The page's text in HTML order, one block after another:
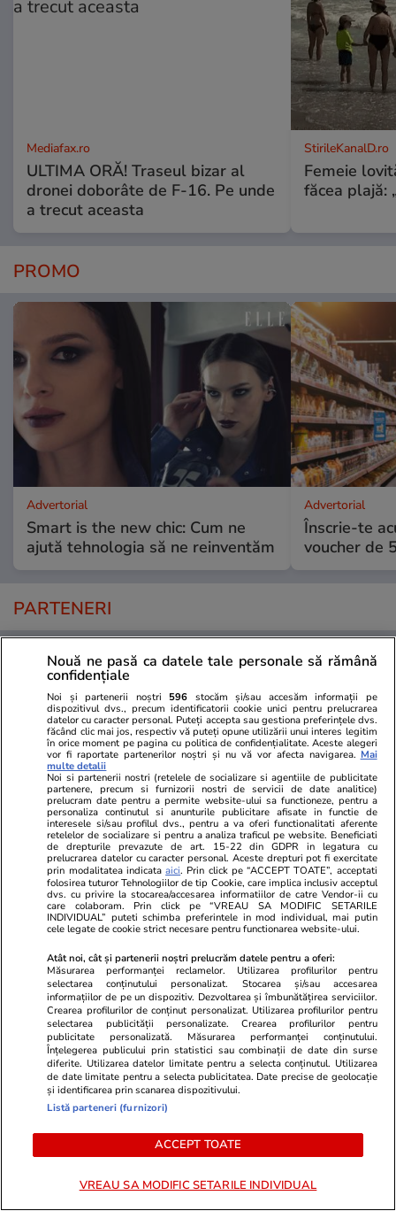
Mediafax.ro
ULTIMA ORĂ! Traseul bizar al
dronei doborâte de F-16. Pe unde
a trecut aceasta
StirileKanalD.ro
Femeie
făcea plajă:
PROMO
Advertorial
Smart is the new chic: Cum ne
ajută tehnologia să ne reinventăm
Advertorial
Înscrie-te
voucher de
PARTENERI
Wowbiz.ro
Andreea Ibacka a izbucnit în
plâns! Ce a emoționat-o până la
lacrimi pe vedetă: „Nu-mi mai e
rușine să fiu vulnerabilă”
Redactia.ro
Două
România la
ore. Unde
POLITIC
Politică 25 iul.
Mutarea prin care AUR, S.O.S. și
POT au făcut front comun în
opoziție împotriva legii care
permite Armatei să doboare
dronele neautorizate. CCR a
Nouă ne pasă ca datele tale personale să rămână
confidențiale
Noi și partenerii noștri 596 stocăm și/sau accesăm informații pe
dispozitivul dvs., precum identificatorii cookie unici pentru prelucrarea
datelor cu caracter personal. Puteți accepta sau gestiona preferințele dvs.
făcând clic mai jos, respectiv vă puteți opune utilizării unui interes legitim
în orice moment pe pagina cu politica de confidențialitate. Aceste alegeri
vor fi raportate partenerilor noștri și nu vă vor afecta navigarea. Mai
multe detalii
Noi si partenerii nostri (retelele de socializare si agentiile de publicitate
partenere, precum si furnizorii nostri de servicii de date analitice)
prelucram date pentru a permite website-ului sa functioneze, pentru a
personaliza continutul si anunturile publicitare afisate in functie de
interesele si/sau profilul dvs., pentru a va oferi functionalitati aferente
retelelor de socializare si pentru a analiza traficul pe website. Beneficiati
de drepturile prevazute de art. 15-22 din GDPR in legatura cu
prelucrarea datelor cu caracter personal. Aceste drepturi pot fi exercitate
prin modalitatea indicataaici. Prin click pe “ACCEPT TOATE”, acceptati
folosirea tuturor Tehnologiilor de tip Cookie, care implica inclusiv acceptul
dvs. cu privire la stocarea/accesarea informatiilor de catre Vendor-ii cu
care colaboram. Prin click pe “VREAU SA MODIFIC SETARILE
INDIVIDUAL” puteti schimba preferintele in mod individual, mai putin
cele legate de cookie strict necesare pentru functionarea website-ului.
Atât noi, cât și partenerii noștri prelucrăm datele pentru a oferi:
Măsurarea performanței reclamelor. Utilizarea profilurilor pentru
selectarea conținutului personalizat. Stocarea și/sau accesarea
informațiilor de pe un dispozitiv. Dezvoltarea și îmbunătățirea serviciilor.
Crearea profilurilor de conținut personalizat. Utilizarea profilurilor pentru
selectarea publicității personalizate. Crearea profilurilor pentru
publicitate personalizată. Măsurarea performanței conținutului.
Înțelegerea publicului prin statistici sau combinații de date din surse
diferite. Utilizarea datelor limitate pentru a selecta conținutul. Utilizarea
de date limitate pentru a selecta publicitatea. Date precise de geolocație
și identificarea prin scanarea dispozitivului.
Listă parteneri (furnizori)
ACCEPT TOATE
VREAU SA MODIFIC SETARILE INDIVIDUAL